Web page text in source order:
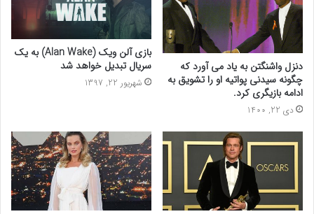
دنزل واشنگتن به یاد می آورد که
چگونه سیدنی پواتیه او را تشویق به
ادامه بازیگری کرد.
دی 22, 1400
بازی آلن ویک (Alan Wake) به یک
سریال تبدیل خواهد شد
شهریور 22, 1397